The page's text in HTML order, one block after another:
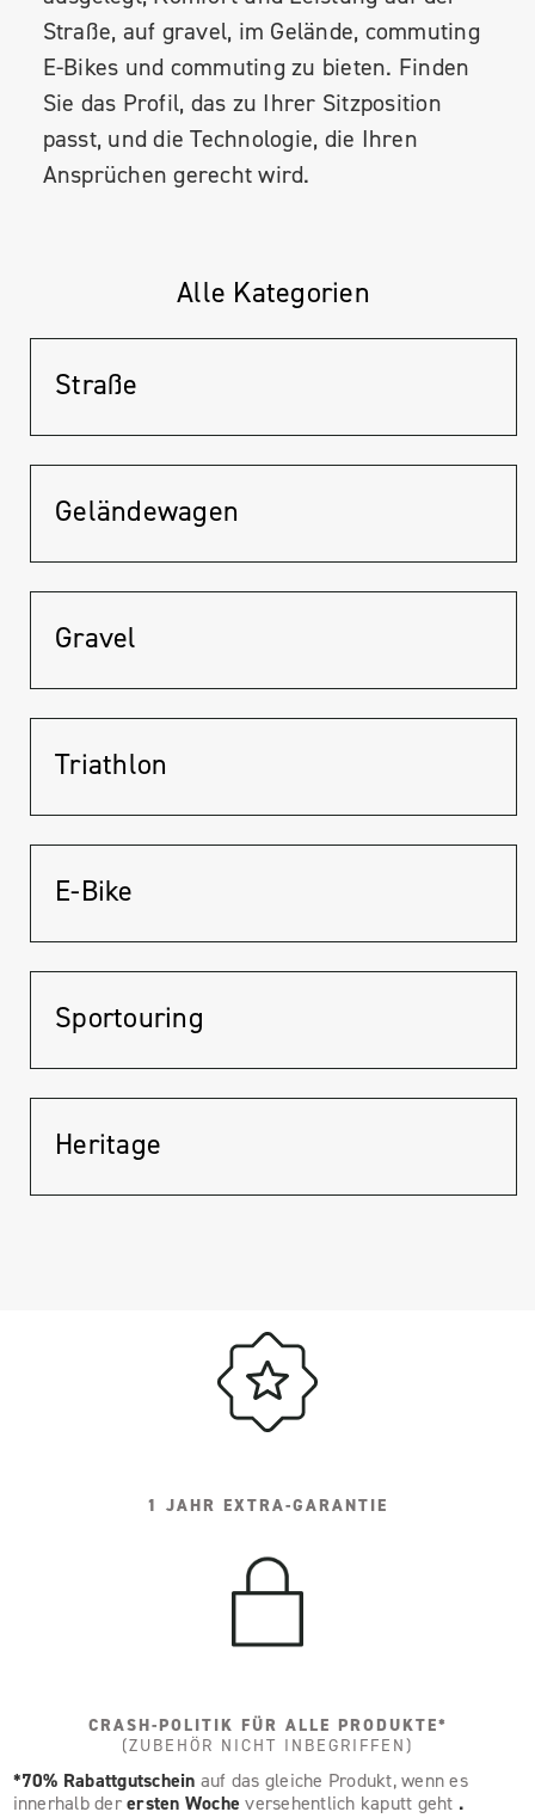
Straße, auf gravel, im Gelände, commuting
E-Bikes und commuting zu bieten. Finden
Sie das Profil, das zu Ihrer Sitzposition
passt, und die Technologie, die Ihren
Ansprüchen gerecht wird.
Alle Kategorien
Straße
Geländewagen
Gravel
Triathlon
E-Bike
Sportouring
Heritage
1 JAHR EXTRA-GARANTIE
CRASH-POLITIK FÜR ALLE PRODUKTE*
(ZUBEHÖR NICHT INBEGRIFFEN)
*70% Rabattgutschein auf das gleiche Produkt, wenn es
innerhalb der ersten Woche versehentlich kaputt geht .